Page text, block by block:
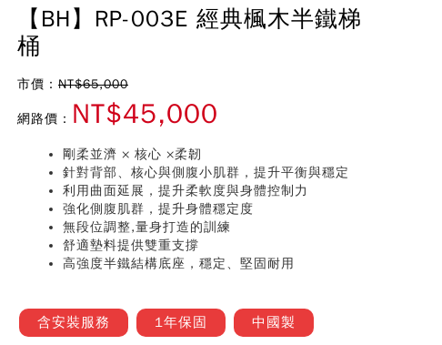
【BH】RP-003E 經典楓木半鐵梯
桶
市價： NT$65,000
網路價： NT$45,000
剛柔並濟 × 核心 ×柔韌
針對背部、核心與側腹小肌群，提升平衡與穩定
利用曲面延展，提升柔軟度與身體控制力
強化側腹肌群，提升身體穩定度
無段位調整,量身打造的訓練
舒適墊料提供雙重支撐
高強度半鐵結構底座，穩定、堅固耐用
含安裝服務 1年保固 中國製